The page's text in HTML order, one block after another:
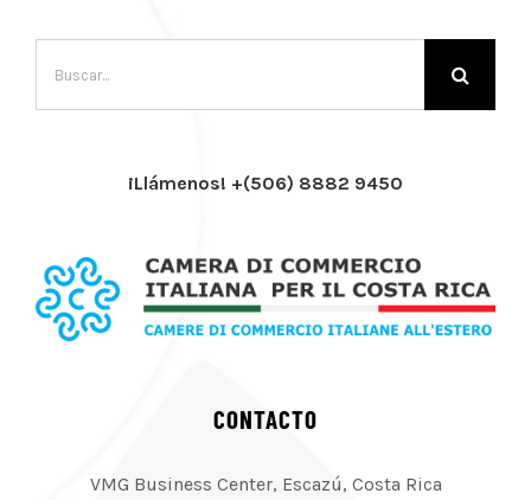
¡Llámenos! +(506) 8882 9450
CONTACTO
VMG Business Center, Escazú, Costa Rica